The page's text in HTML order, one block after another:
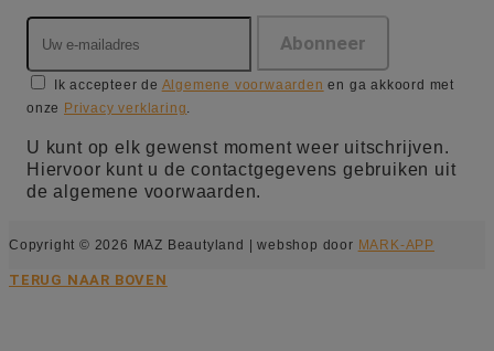
Ik accepteer de Algemene voorwaarden en ga akkoord met
onze Privacy verklaring.
U kunt op elk gewenst moment weer uitschrijven.
Hiervoor kunt u de contactgegevens gebruiken uit
de algemene voorwaarden.
Copyright © 2026 MAZ Beautyland | webshop door MARK-APP
TERUG NAAR BOVEN